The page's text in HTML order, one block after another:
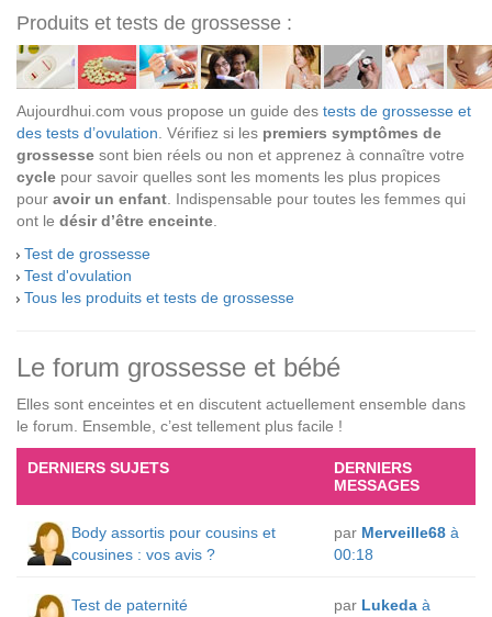
Produits et tests de grossesse :
Aujourdhui.com vous propose un guide des tests de grossesse et
des tests d’ovulation. Vérifiez si les premiers symptômes de
grossesse sont bien réels ou non et apprenez à connaître votre
cycle pour savoir quelles sont les moments les plus propices
pour avoir un enfant. Indispensable pour toutes les femmes qui
ont le désir d’être enceinte.
Test de grossesse
Test d'ovulation
Tous les produits et tests de grossesse
Le forum grossesse et bébé
Elles sont enceintes et en discutent actuellement ensemble dans
le forum. Ensemble, c’est tellement plus facile !
DERNIERS SUJETS
DERNIERS
MESSAGES
Body assortis pour cousins et
cousines : vos avis ?
par Merveille68à
00:18
Test de paternité par Lukedaà